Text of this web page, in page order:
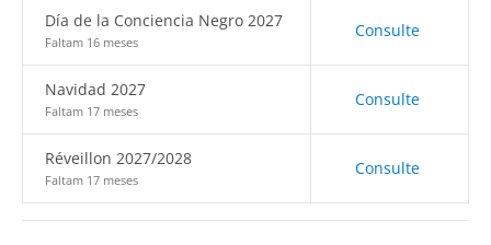
Día de la Conciencia Negro 2027
Faltam 16 meses
Consulte
Navidad 2027
Faltam 17 meses
Consulte
Réveillon 2027/2028
Faltam 17 meses
Consulte